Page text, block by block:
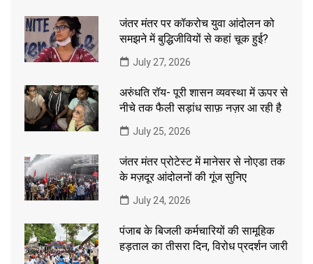
जंतर मंतर पर कॉकरोच युवा आंदोलन को
समझने में बुद्धिजीवियों से कहां चूक हुई?
July 27, 2026
अरुंधति रॉय- पूरी शासन व्यवस्था में ऊपर से
नीचे तक फैली सड़ांध साफ़ नज़र आ रही है
July 25, 2026
जंतर मंतर प्रोटेस्ट में मानेसर से नोएडा तक
के मज़दूर आंदोलनों की गूंज सुनिए
July 24, 2026
पंजाब के बिजली कर्मचारियों की सामूहिक
हड़ताल का तीसरा दिन, विरोध प्रदर्शन जारी